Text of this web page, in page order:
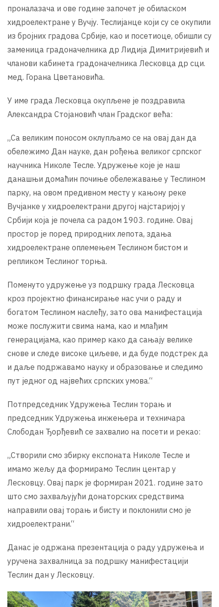
проналазача и ове године започет је обиласком
хидроелектране у Вучју. Теслијанце који су се окупили
из бројних градова Србије, као и посетиоце, обишли су
заменица градоначелника др Лидија Димитријевић и
чланови кабинета градоначелника Лесковца др сци.
мед. Горана Цветановића.
У име града Лесковца окупљене је поздравила
Александра Стојановић члан Градског већа:
„Са великим поносом оклупљамо се на овај дан да
обележимо Дан науке, дан рођења великог српског
научника Николе Тесле. Удружење које је наш
данашњи домаћин почиње обележавање у Теслином
парку, на овом предивном месту у кањону реке
Вучјанке у хидроелектрани другој најстаријој у
Србији која је почела са радом 1903. године. Овај
простор је поред природних лепота, здања
хидроелектране оплемењем Теслином бистом и
репликом Теслиног торња.
Поменуто удружење уз подршку града Лесковца
кроз пројектно финансирање нас учи о раду и
богатом Теслином наслеђу, зато ова манифестација
може послужити свима нама, као и млађим
генерацијама, као пример како да сањају велике
снове и следе високе циљеве, и да буде подстрек да
и даље подржавамо науку и образовање и следимо
пут једног од највећих српских умова.“
Потпредседник Удружења Теслин торањ и
председник Удружења инжењера и техничара
Слободан Ђорђевић се захвалио на посети и рекао:
„Створили смо збирку експоната Николе Тесле и
имамо жељу да формирамо Теслин центар у
Лесковцу. Овај парк је формиран 2021. године зато
што смо захваљујући донаторских средствима
направили овај торањ и бисту и поклонили смо је
хидроелектрани.“
Данас је одржана презентација о раду удружења и
уручена захвалница за подршку манифестацији
Теслин дан у Лесковцу.